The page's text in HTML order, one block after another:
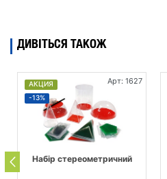
ДИВІТЬСЯ ТАКОЖ
АКЦИЯ
-13%
Арт: 1627
Набір стереометричний